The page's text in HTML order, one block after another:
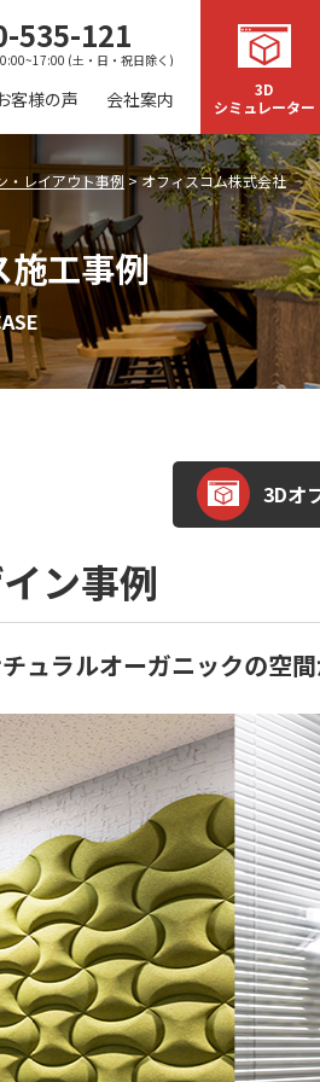
535-121
(土・日・祝日除く)
客様の声 会社案内
3D
シミュレーター
・レイアウト事例 >オフィスコム株式会社
施工事例
3Dオ
ン事例
ュラルオーガニックの空